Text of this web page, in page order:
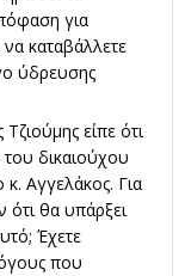
για
καταβάλλετε
ύδρευσης
είπε ότι
δικαιούχου
Αγγελάκος. Για
ότι θα υπάρξει
Έχετε
που